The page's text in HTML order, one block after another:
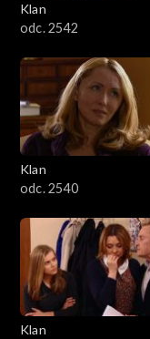
Klan
odc. 2542
Klan
odc. 2540
Klan